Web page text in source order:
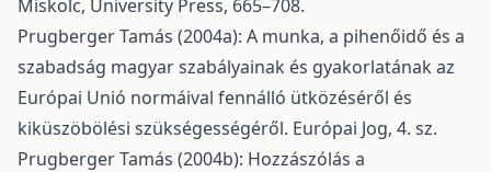
Miskolc, University Press, 665–708.
Prugberger Tamás (2004a): A munka, a pihenőidő és a
szabadság magyar szabályainak és gyakorlatának az
Európai Unió normáival fennálló ütközéséről és
kiküszöbölési szükségességéről. Európai Jog, 4. sz.
Prugberger Tamás (2004b): Hozzászólás a